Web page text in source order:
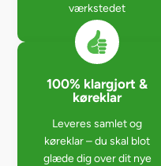
værkstedet
100% klargjort &
køreklar
Leveres samlet og
køreklar – du skal blot
glæde dig over dit nye